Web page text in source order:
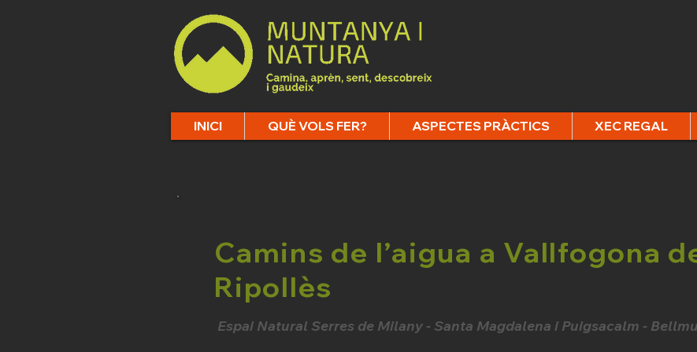
INICI QUÈ VOLS FER? ASPECTES PRÀCTICS XEC REGAL
Camins de l’aigua a Vallfogona
Ripollès
Espai Natural Serres de Milany - Santa Magdalena i Puigsacalm -